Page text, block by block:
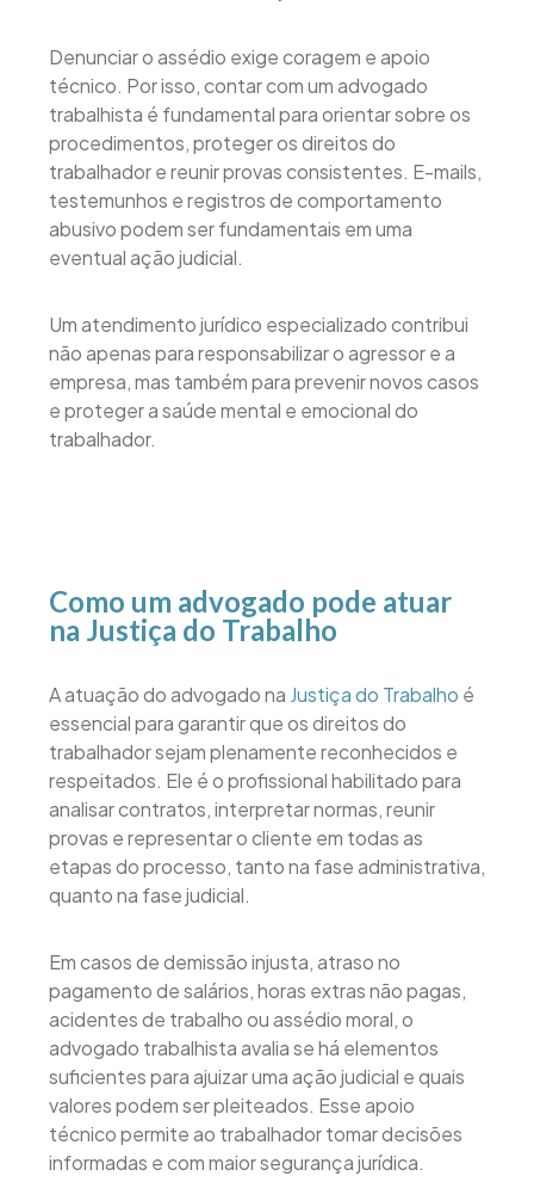
Denunciar o assédio exige coragem e apoio
técnico. Por isso, contar com um advogado
trabalhista é fundamental para orientar sobre os
procedimentos, proteger os direitos do
trabalhador e reunir provas consistentes. E-mails,
testemunhos e registros de comportamento
abusivo podem ser fundamentais em uma
eventual ação judicial.
Um atendimento jurídico especializado contribui
não apenas para responsabilizar o agressor e a
empresa, mas também para prevenir novos casos
e proteger a saúde mental e emocional do
trabalhador.
Como um advogado pode atuar
na Justiça do Trabalho
A atuação do advogado na Justiça do Trabalho é
essencial para garantir que os direitos do
trabalhador sejam plenamente reconhecidos e
respeitados. Ele é o profissional habilitado para
analisar contratos, interpretar normas, reunir
provas e representar o cliente em todas as
etapas do processo, tanto na fase administrativa,
quanto na fase judicial.
Em casos de demissão injusta, atraso no
pagamento de salários, horas extras não pagas,
acidentes de trabalho ou assédio moral, o
advogado trabalhista avalia se há elementos
suficientes para ajuizar uma ação judicial e quais
valores podem ser pleiteados. Esse apoio
técnico permite ao trabalhador tomar decisões
informadas e com maior segurança jurídica.